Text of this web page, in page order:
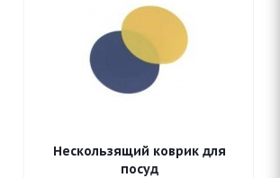
Нескользящий коврик для
посуд